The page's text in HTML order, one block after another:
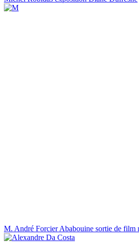
M. André Forcier Ababouine sortie de film